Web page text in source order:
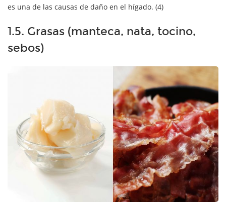
es una de las causas de daño en el hígado. (4)
1.5. Grasas (manteca, nata, tocino,
sebos)